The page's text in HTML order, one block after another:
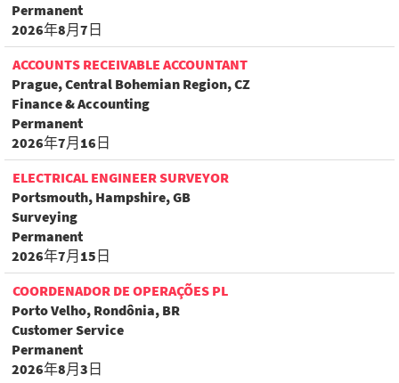
Permanent
2026年8月7日
ACCOUNTS RECEIVABLE ACCOUNTANT
Prague, Central Bohemian Region, CZ
Finance & Accounting
Permanent
2026年7月16日
ELECTRICAL ENGINEER SURVEYOR
Portsmouth, Hampshire, GB
Surveying
Permanent
2026年7月15日
COORDENADOR DE OPERAÇÕES PL
Porto Velho, Rondônia, BR
Customer Service
Permanent
2026年8月3日